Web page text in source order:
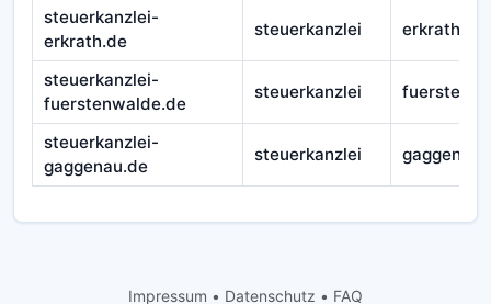
steuerkanzlei-
erkrath.de
steuerkanzlei erkrath
steuerkanzlei-
fuerstenwalde.de
steuerkanzlei
steuerkanzlei-
gaggenau.de
steuerkanzlei gaggenau
Impressum • Datenschutz • FAQ